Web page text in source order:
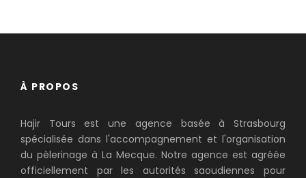
À PROPOS
Hajir Tours est une agence basée à Strasbourg
spécialisée dans l'accompagnement et l'organisation
du pèlerinage à La Mecque. Notre agence est agréée
officiellement par les autorités saoudiennes pour